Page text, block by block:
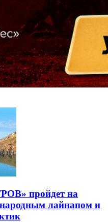
пройдет на
лайнапом и